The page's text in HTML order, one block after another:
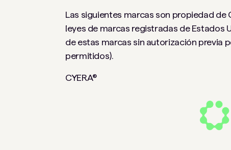
Las siguientes marcas son propiedad de
leyes de marcas registradas de Estados
de estas marcas sin autorización previa
permitidos).
CYERA®